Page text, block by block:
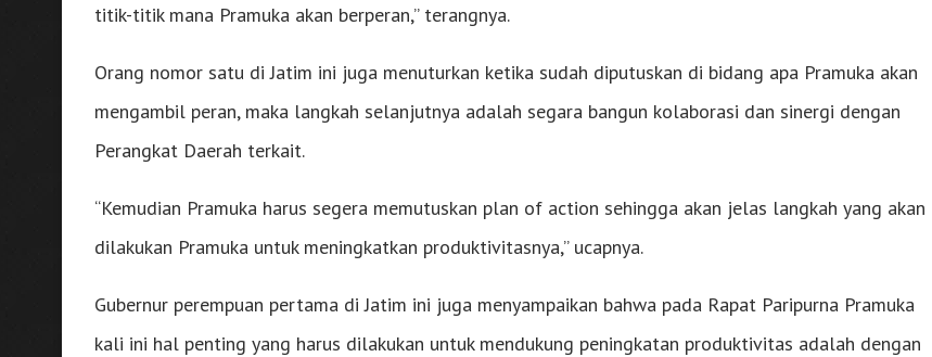
titik-titik mana Pramuka akan berperan,” terangnya.
Orang nomor satu di Jatim ini juga menuturkan ketika sudah diputuskan di bidang apa Pramuka akan
mengambil peran, maka langkah selanjutnya adalah segara bangun kolaborasi dan sinergi dengan
Perangkat Daerah terkait.
“Kemudian Pramuka harus segera memutuskan plan of action sehingga akan jelas langkah yang akan
dilakukan Pramuka untuk meningkatkan produktivitasnya,” ucapnya.
Gubernur perempuan pertama di Jatim ini juga menyampaikan bahwa pada Rapat Paripurna Pramuka
kali ini hal penting yang harus dilakukan untuk mendukung peningkatan produktivitas adalah dengan